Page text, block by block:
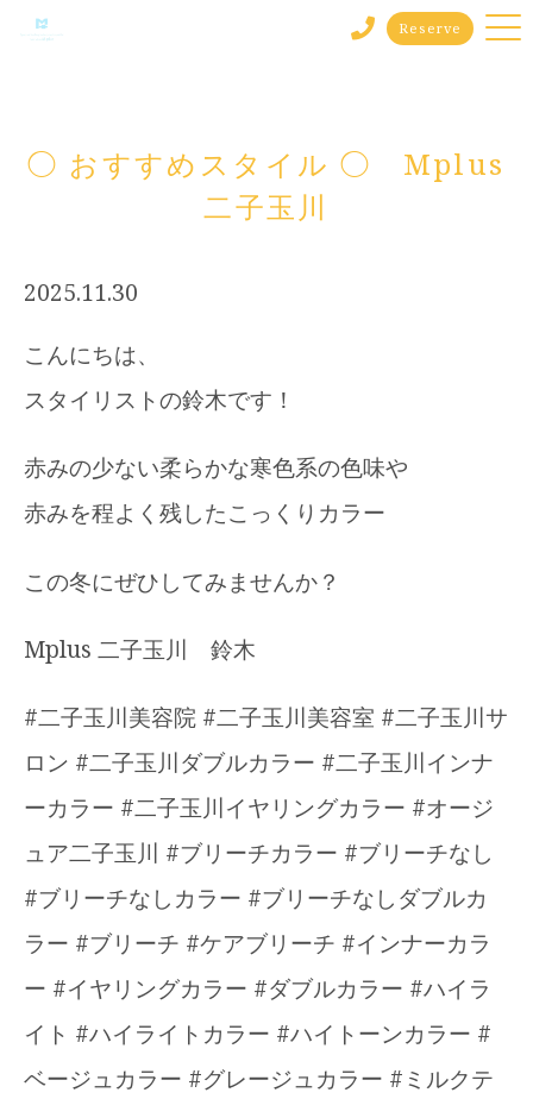
Reserve
◯ おすすめスタイル ◯ Mplus
二子玉川
2025.11.30
こんにちは、
スタイリストの鈴木です！
赤みの少ない柔らかな寒色系の色味や
赤みを程よく残したこっくりカラー
この冬にぜひしてみませんか？
Mplus 二子玉川 鈴木
#二子玉川美容院 #二子玉川美容室 #二子玉川サ
ロン #二子玉川ダブルカラー #二子玉川インナ
ーカラー #二子玉川イヤリングカラー #オージ
ュア二子玉川 #ブリーチカラー #ブリーチなし
#ブリーチなしカラー #ブリーチなしダブルカ
ラー #ブリーチ #ケアブリーチ #インナーカラ
ー #イヤリングカラー #ダブルカラー #ハイラ
イト #ハイライトカラー #ハイトーンカラー #
ベージュカラー #グレージュカラー #ミルクテ